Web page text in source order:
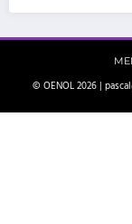
© OENOL 2026 |